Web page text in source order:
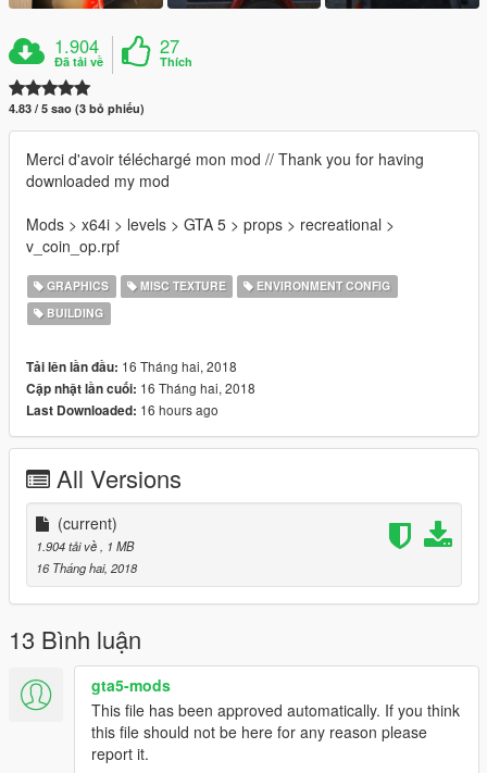
1.904
Đã tải về
27
Thích
4.83 / 5 sao (3 bỏ phiếu)
Merci d'avoir téléchargé mon mod // Thank you for having
downloaded my mod
Mods > x64i > levels > GTA 5 > props > recreational >
v_coin_op.rpf
GRAPHICS MISC TEXTURE
ENVIRONMENT CONFIG
BUILDING
Tải lên lần đầu: 16 Tháng hai, 2018
Cập nhật lần cuối: 16 Tháng hai, 2018
Last Downloaded: 16 hours ago
All Versions
(current)
1.904 tải về, 1 MB
16 Tháng hai, 2018
13 Bình luận
gta5-mods
This file has been approved automatically. If you think
this file should not be here for any reason please
report it.